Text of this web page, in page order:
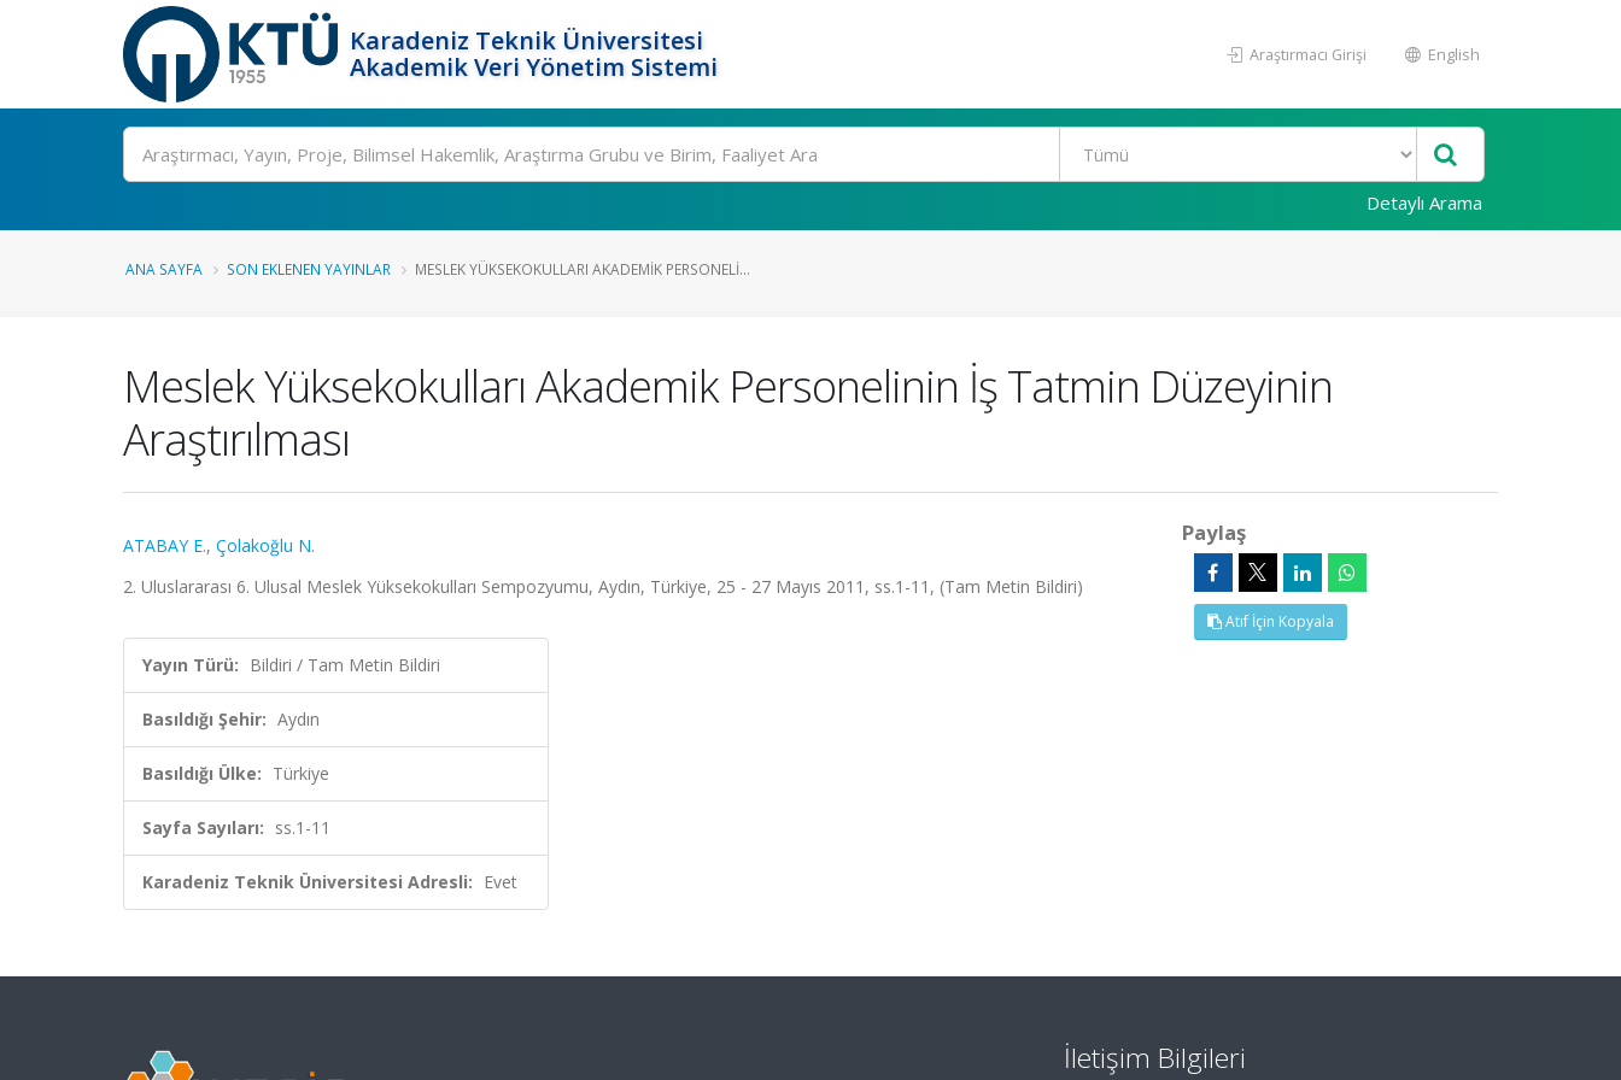
Karadeniz Teknik Üniversitesi
Akademik Veri Yönetim Sistemi
Araştırmacı Girişi English
Ara
Detaylı Arama
ANA SAYFA SON EKLENEN YAYINLAR MESLEK YÜKSEKOKULLARI AKADEMIK PERSONELI...
Meslek Yüksekokulları Akademik Personelinin İş Tatmin Düzeyinin
Araştırılması
ATABAY E., Çolakoğlu N.
2. Uluslararası 6. Ulusal Meslek Yüksekokulları Sempozyumu, Aydın, Türkiye, 25 - 27 Mayıs 2011, ss.1-11, (Tam Metin Bildiri)
Yayın Türü: Bildiri / Tam Metin Bildiri
Basıldığı Şehir: Aydın
Basıldığı Ülke: Türkiye
Sayfa Sayıları: ss.1-11
Karadeniz Teknik Üniversitesi Adresli: Evet
Paylaş
Atıf İçin Kopyala
İletişim Bilgileri